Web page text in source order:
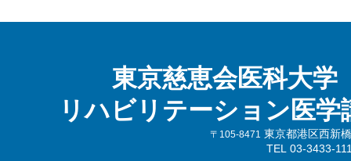
東京慈恵会医科大学
リハビリテーション医学
〒105-8471
東京都港区西新
TEL 03-3433-